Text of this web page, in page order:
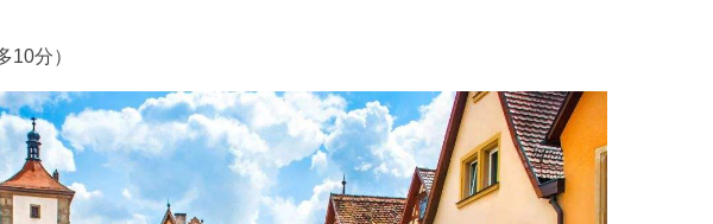
分）